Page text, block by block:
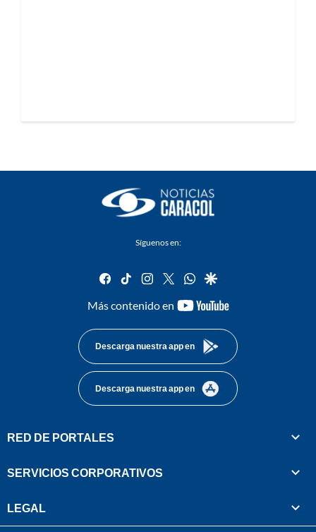
Síguenos en:
facebook
tiktok instagram
twitterwhatsapp
google
Más contenido en
youtube-
Descarga nuestra app en
Descarga nuestra app en
RED DE PORTALES
SERVICIOS CORPORATIVOS
LEGAL